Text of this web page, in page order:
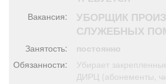
Поздравления
Вакансия:
УБОРЩИК
СЛУЖЕБНЫХ
Занятость:
постоянно
Обязанности:
Убирает
ДИРЦ (абонементы,